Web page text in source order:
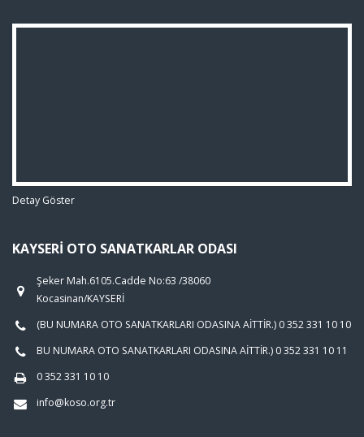
Detay Göster
KAYSERI OTO SANATKARLAR ODASI
Şeker Mah.6105.Cadde No:63 /38060
Kocasinan/KAYSERİ
(BU NUMARA OTO SANATKARLARI ODASINA AİTTİR.) 0 352 331 10 10
BU NUMARA OTO SANATKARLARI ODASINA AİTTİR.) 0 352 331 10 11
0 352 331 10 10
info@koso.org.tr